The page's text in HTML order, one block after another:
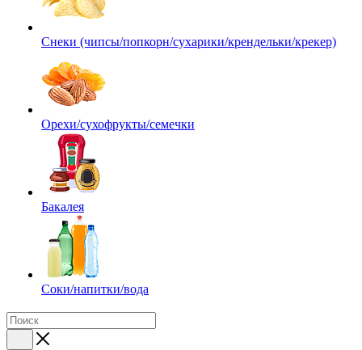
Снеки (чипсы/попкорн/сухарики/крендельки/крекер)
Орехи/сухофрукты/семечки
Бакалея
Соки/напитки/вода